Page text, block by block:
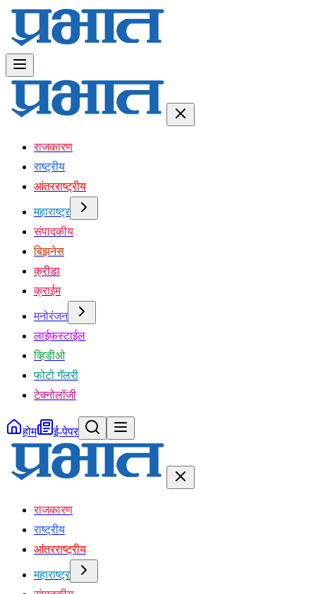
राजकारण
राष्ट्रीय
आंतरराष्ट्रीय
महाराष्ट्र
संपादकीय
बिझनेस
क्रीडा
क्राईम
मनोरंजन
लाईफस्टाईल
व्हिडीओ
फोटो गॅलरी
टेक्नोलॉजी
होम ई-पेपर
राजकारण
राष्ट्रीय
आंतरराष्ट्रीय
महाराष्ट्र